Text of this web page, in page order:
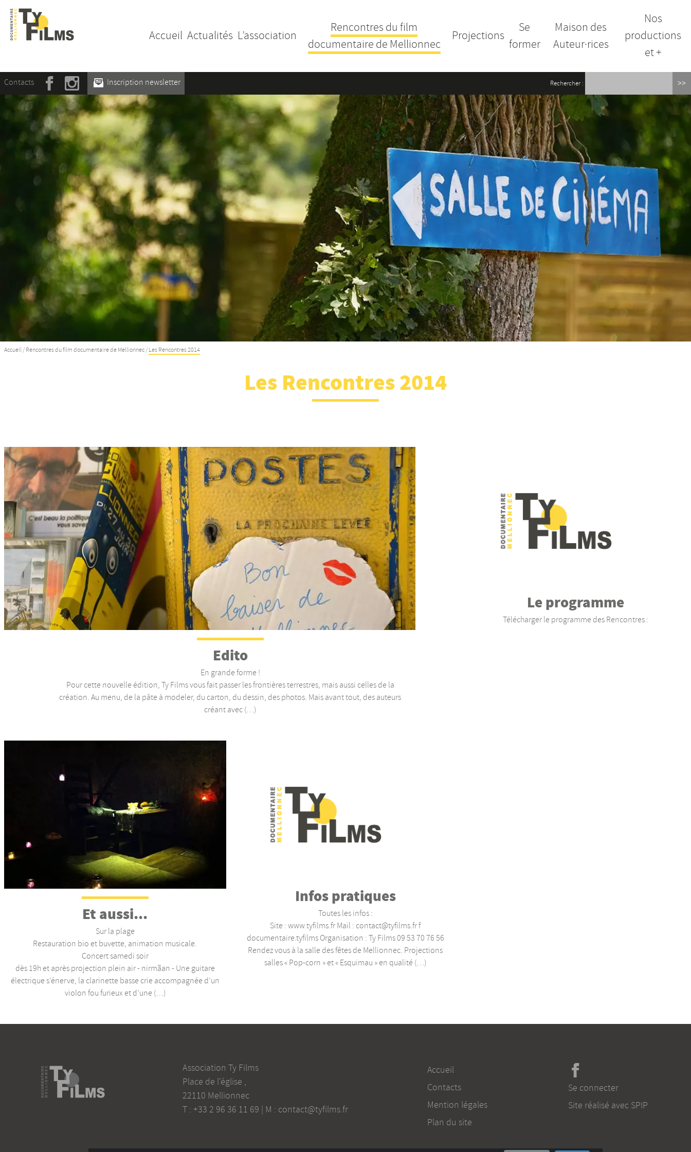
Accueil Actualités L’association
Rencontres du film
documentaire de Mellionnec
Projections
Se
former
Maison des
Auteur·rices
Nos
productions
et +
Contacts Inscription newsletter Rechercher :
Accueil / Rencontres du film documentaire de Mellionnec/ Les Rencontres 2014
Les Rencontres 2014
Edito
En grande forme !
Pour cette nouvelle édition, Ty Films vous fait passer les frontières terrestres, mais aussi celles de la
création. Au menu, de la pâte à modeler, du carton, du dessin, des photos. Mais avant tout, des auteurs
créant avec (…)
Le programme
Télécharger le programme des Rencontres :
Et aussi...
Sur la plage
Restauration bio et buvette, animation musicale.
Concert samedi soir
dès 19h et après projection plein air - nirmãan - Une guitare
électrique s’énerve, la clarinette basse crie accompagnée d’un
violon fou furieux et d’une (…)
Infos pratiques
Toutes les infos :
Site : www.tyfilms.fr Mail : contact@tyfilms.fr f
documentaire.tyfilms Organisation : Ty Films 09 53 70 76 56
Rendez vous à la salle des fêtes de Mellionnec. Projections
salles « Pop-corn » et « Esquimau » en qualité (…)
Association Ty Films
Place de l'église ,
22110 Mellionnec
T : +33 2 96 36 11 69 | M : contact@tyfilms.fr
Accueil
Contacts
Mention légales
Plan du site
Se connecter
Site réalisé avec SPIP